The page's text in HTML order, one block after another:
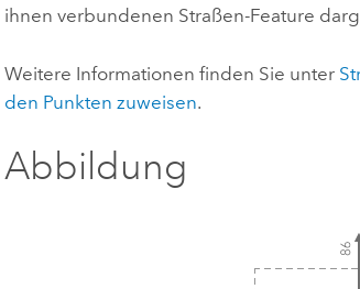
ihnen verbundenen Straßen-Feature
Weitere Informationen finden Sie unter
den Punkten zuweisen.
Abbildung